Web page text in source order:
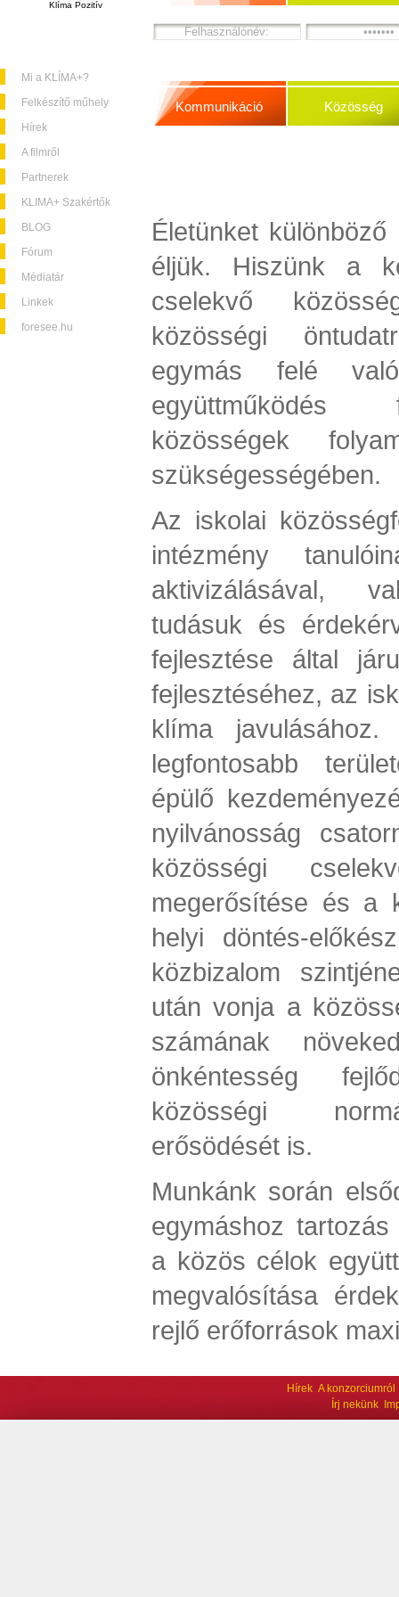
Klíma Pozitív
Mi a KLÍMA+?
Felkészítő műhely
Hírek
A filmről
Partnerek
KLIMA+ Szakértők
BLOG
Fórum
Médiatár
Linkek
foresee.hu
Kommunikáció Közösség
Életünket
éljük. Hiszünk a
cselekvő
közösségi
egymás felé
együttműködés
közösségek
szükségességében.
Az iskolai
intézmény
aktivizálásával,
tudásuk és
fejlesztése által
fejlesztéséhez, az
klíma javulásához.
legfontosabb
épülő
nyilvánosság
közösségi
megerősítése és a
helyi döntés-
közbizalom
után vonja a
számának
önkéntesség
közösségi
erősödését is.
Munkánk során
egymáshoz
a közös célok
megvalósítása
rejlő erőforrások
Hírek A konzorciumról
Írj nekünk